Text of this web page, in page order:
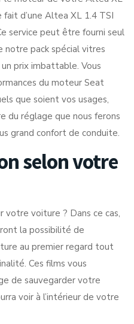
d’une Altea XL 1.4 TSI
service peut être fourni seul
pack spécial vitres
prix imbattable. Vous
du moteur Seat
que soient vos usages,
du réglage que nous ferons
grand confort de conduite.
selon votre
votre voiture ? Dans ce cas,
la possibilité de
au premier regard tout
Ces films vous
de sauvegarder votre
voir à l’intérieur de votre